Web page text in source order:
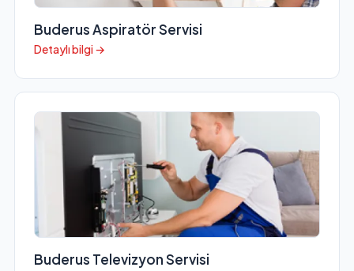
Buderus Aspiratör Servisi
Detaylı bilgi →
Buderus Televizyon Servisi